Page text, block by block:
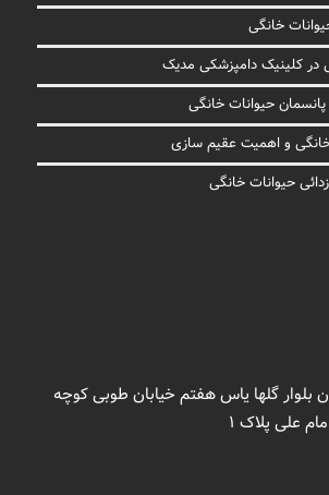
خانگی
در کلینیک دامپزشکی مدیک
حیوانات خانگی
و اهمیت عقیم سازی
حیوانات خانگی
بلوار گلها یاس هفتم خیابان طوبی کوچه
علی پلاک ۱